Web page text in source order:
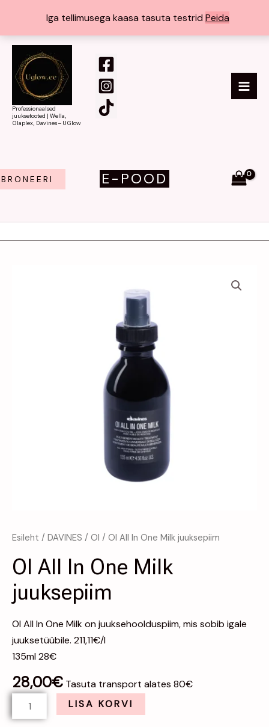
Iga tellimusega kaasa tasuta testrid Peida
Professionaalsed
juuksetooted | Wella,
Olaplex, Davines – UGlow
BRONEERI E-POOD
Esileht / DAVINES / OI / OI All In One Milk juuksepiim
OI All In One Milk
juuksepiim
OI All In One Milk on juuksehoolduspiim, mis sobib igale
juuksetüübile. 211,11€/l
135ml 28€
28,00€ Tasuta transport alates 80€
LISA KORVI